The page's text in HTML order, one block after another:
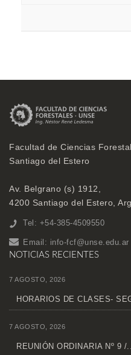
Facultad de Ciencias
Santiago del Estero
Av. Belgrano (s) 1912,
4200 Santiago del Estero,
Tel: +54-385-4509550
Email: info-fcf@unse.edu.ar
NOTICIAS RECIENTES
7 AGOSTO, 2026
HORARIOS DE CLASES-
7 AGOSTO, 2026
REUNIÓN ORDINARIA Nº 9 /